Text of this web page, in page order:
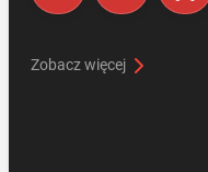
Zobacz więcej